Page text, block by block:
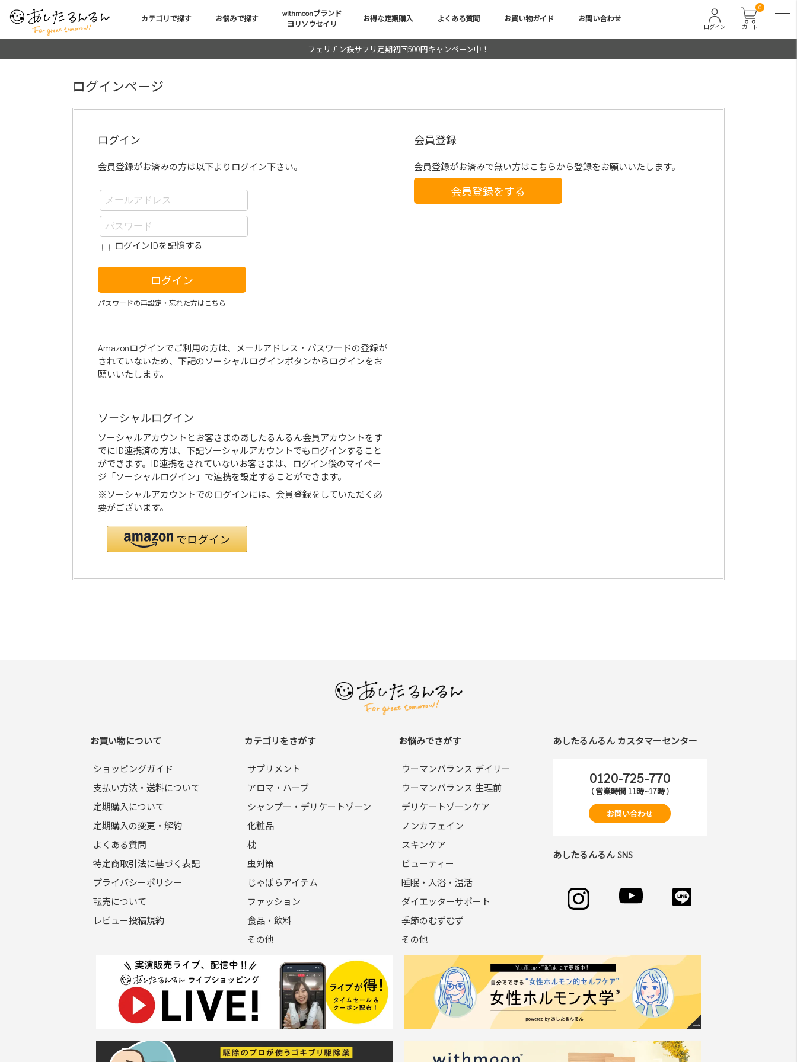
カテゴリで探す お悩みで探す
withmoonブランド
ヨリソウセイリ
お得な定期購入 よくある質問 お買い物ガイド お問い合わせ
カート
0
ログイン
フェリチン鉄サプリ定期初回500円キャンペーン中！
ログインページ
ログイン
会員登録がお済みの方は以下よりログイン下さい。
ログインIDを記憶する
ログイン
パスワードの再設定・忘れた方はこちら
Amazonログインでご利用の方は、メールアドレス・パスワードの登録が
されていないため、下記のソーシャルログインボタンからログインをお
願いいたします。
ソーシャルログイン
ソーシャルアカウントとお客さまのあしたるんるん会員アカウントをす
でにID連携済の方は、下記ソーシャルアカウントでもログインすること
ができます。ID連携をされていないお客さまは、ログイン後のマイペー
ジ「ソーシャルログイン」で連携を設定することができます。
※ソーシャルアカウントでのログインには、会員登録をしていただく必
要がございます。
会員登録
会員登録がお済みで無い方はこちらから登録をお願いいたします。
会員登録をする
お買い物について
ショッピングガイド
支払い方法・送料について
定期購入について
定期購入の変更・解約
よくある質問
特定商取引法に基づく表記
プライバシーポリシー
転売について
レビュー投稿規約
カテゴリをさがす
サプリメント
アロマ・ハーブ
シャンプー・デリケートゾーン
化粧品
枕
虫対策
じゃばらアイテム
ファッション
食品・飲料
その他
お悩みでさがす
ウーマンバランス デイリー
ウーマンバランス 生理前
デリケートゾーンケア
ノンカフェイン
スキンケア
ビューティー
睡眠・入浴・温活
ダイエッターサポート
季節のむずむず
その他
あしたるんるん カスタマーセンター
0120-725-770
( 営業時間 11時~17時 )
お問い合わせ
あしたるんるん SNS